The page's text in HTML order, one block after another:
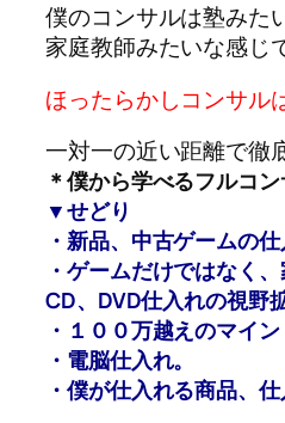
僕のコンサルは塾みた
家庭教師みたいな感じ
ほったらかしコンサル
一対一の近い距離で徹
＊僕から学べるフルコン
▼せどり
・新品、中古ゲームの
・ゲームだけではなく、
CD、DVD仕入れの視野
・１００万越えのマイン
・電脳仕入れ。
・僕が仕入れる商品、仕